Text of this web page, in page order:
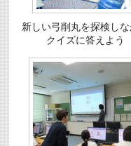
新しい弓削丸を探検しな
クイズに答えよう